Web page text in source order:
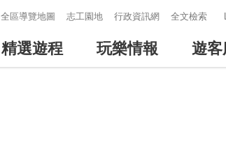
全區導覽地圖 志工園地 行政資訊網 全文檢索
精選遊程 玩樂情報 遊